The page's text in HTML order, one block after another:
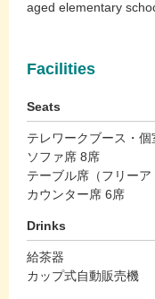
aged elementary
Facilities
Seats
テレワークブース・
ソファ席 8席
テーブル席（フリー
カウンター席 6席
Drinks
給茶器
カップ式自動販売機